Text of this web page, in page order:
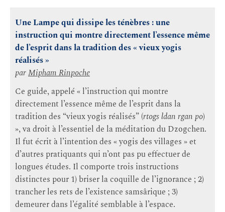
Une Lampe qui dissipe les ténèbres : une
instruction qui montre directement l’essence même
de l’esprit dans la tradition des « vieux yogis
réalisés »
parMipham Rinpoche
Ce guide, appelé « l’instruction qui montre
directement l’essence même de l’esprit dans la
tradition des “vieux yogis réalisés” (rtogs ldan rgan po)
», va droit à l’essentiel de la méditation du Dzogchen.
Il fut écrit à l’intention des « yogis des villages » et
d’autres pratiquants qui n’ont pas pu effectuer de
longues études. Il comporte trois instructions
distinctes pour 1) briser la coquille de l’ignorance ; 2)
trancher les rets de l’existence samsârique ; 3)
demeurer dans l’égalité semblable à l’espace.